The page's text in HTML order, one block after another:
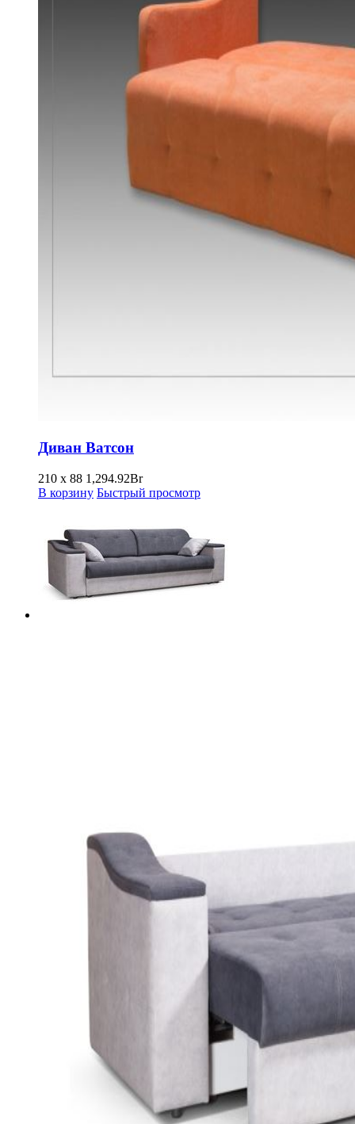
Диван Ватсон
210 x 88 1,294.92Br
В корзину Быстрый просмотр